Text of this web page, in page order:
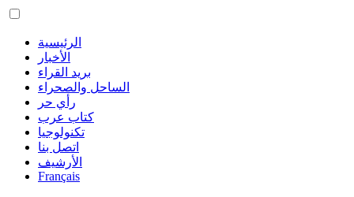
الرئيسية
الأخبار
بريد القراء
الساحل والصحراء
رأي حر
كتاب عرب
تكنولوجيا
اتصل بنا
الأرشيف
Français